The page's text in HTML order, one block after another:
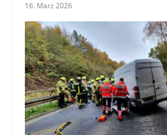
16. März 2026